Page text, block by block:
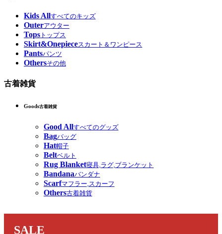
Kids Allすべてのキッズ
Outerアウター
Tops トップス
Skirt&Onepieceスカート＆ワンピース
Pantsパンツ
Othersその他
古着雑貨
Goods古着雑貨
Good Allすべてのグッズ
Bagバッグ
Hat帽子
Beltベルト
Rug Blanket寝具,ラグ,ブランケット
Bandanaバンダナ
Scarfマフラー,スカーフ
Others古着雑貨
SALE